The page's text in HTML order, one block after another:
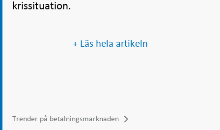
krissituation.
+ Läs hela artikeln
Trender på betalningsmarknaden